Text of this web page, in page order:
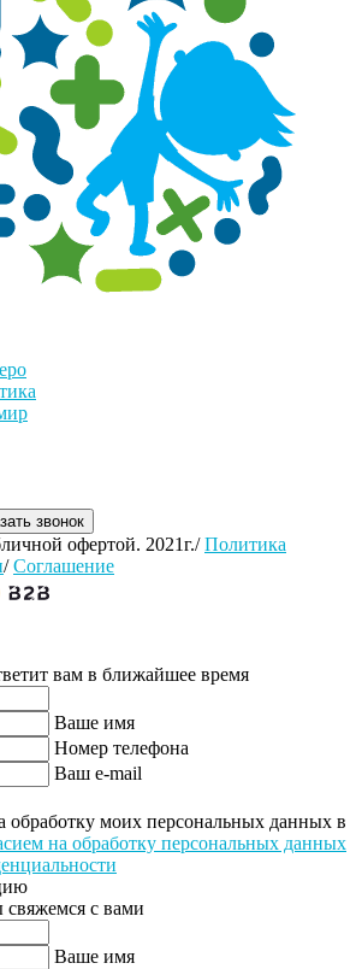
звонок
офертой. 2021г./Политика
/ Соглашение
вам в ближайшее время
Ваше имя
Номер телефона
Ваш e-mail
обработку моих персональных данных в
на обработку персональных данных
с вами
Ваше имя